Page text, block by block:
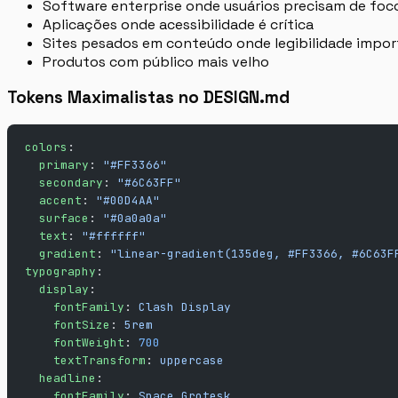
Software enterprise onde usuários precisam de
Aplicações onde acessibilidade é crítica
Sites pesados em conteúdo onde legibilidade
Produtos com público mais velho
Tokens Maximalistas no DESIGN.md
colors :
  primary
: "#FF3366"
  secondary
: "#6C63FF"
  accent
: "#00D4AA"
  surface
: "#0a0a0a"
  text
: "#ffffff"
  gradient
: "linear-gradient(135deg, #FF3366,
typography :
  display
:
    fontFamily
: Clash Display
    fontSize
: 5rem
    fontWeight
: 700
    textTransform
: uppercase
  headline
: